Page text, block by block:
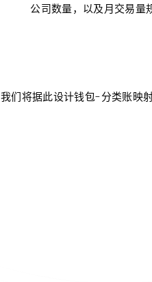
公司数量，以及月交易量
我们将据此设计钱包-分类账映